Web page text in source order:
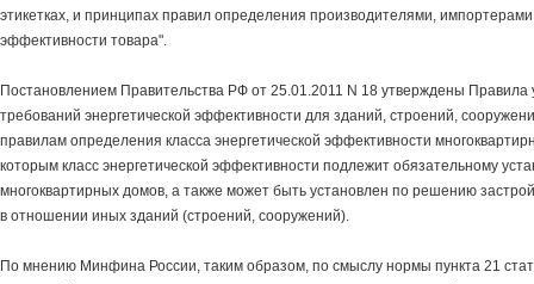
этикетках, и принципах правил определения производителями, импортерами
эффективности товара".
Постановлением Правительства РФ от 25.01.2011 N 18 утверждены Правила
требований энергетической эффективности для зданий, строений,
правилам определения класса энергетической эффективности
которым класс энергетической эффективности подлежит обязательному
многоквартирных домов, а также может быть установлен по решению
в отношении иных зданий (строений, сооружений).
По мнению Минфина России, таким образом, по смыслу нормы пункта 21